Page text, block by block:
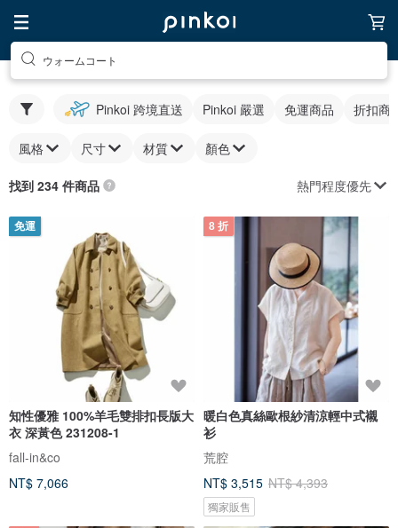
ウォームコート
Pinkoi 跨境直送 Pinkoi 嚴選 免運商品 折扣商
風格 尺寸 材質 顏色
找到 234 件商品 熱門程度優先
免運
知性優雅 100%羊毛雙排扣長版大
衣 深黃色 231208-1
fall-in&co
NT$ 7,066
8 折
暖白色真絲歐根紗清涼輕中式襯
衫
荒腔
NT$ 3,515 NT$ 4,393
獨家販售